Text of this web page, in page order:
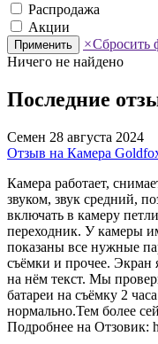
Распродажа
Акции
Применить ×Сбросить
Ничего не найдено
Последние
Семен 28 августа 2024
Отзыв на Камера
Камера работает,
звуком, звук средний,
включать в камеру
переходник. У камеры
показаны все нужные
съёмки и прочее. Экран
на нём текст. Мы
батареи на съёмку 2
нормально.Тем более
Подробнее на Отзовик: